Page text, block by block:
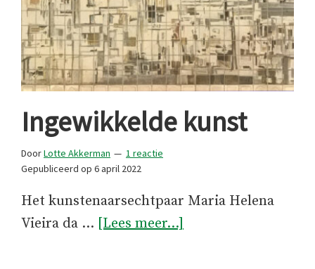
Ingewikkelde kunst
DoorLotte Akkerman
1 reactie
Gepubliceerd op 6 april 2022
Het kunstenaarsechtpaar Maria Helena
Vieira da … [Lees meer...]